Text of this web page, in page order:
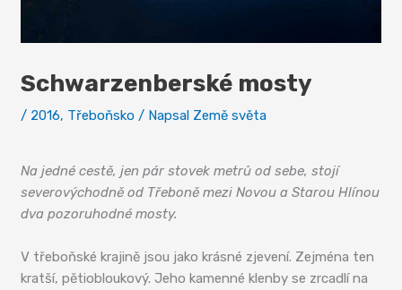
Schwarzenberské mosty
/ 2016, Třeboňsko / Napsal Země světa
Na jedné cestě, jen pár stovek metrů od sebe, stojí
severovýchodně od Třeboně mezi Novou a Starou Hlínou
dva pozoruhodné mosty.
V třeboňské krajině jsou jako krásné zjevení. Zejména ten
kratší, pětiobloukový. Jeho kamenné klenby se zrcadlí na